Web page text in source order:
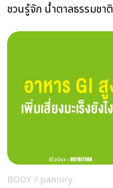
ชวนรู้จัก น้ำตาลธรรมชาติ
BODY / panniry